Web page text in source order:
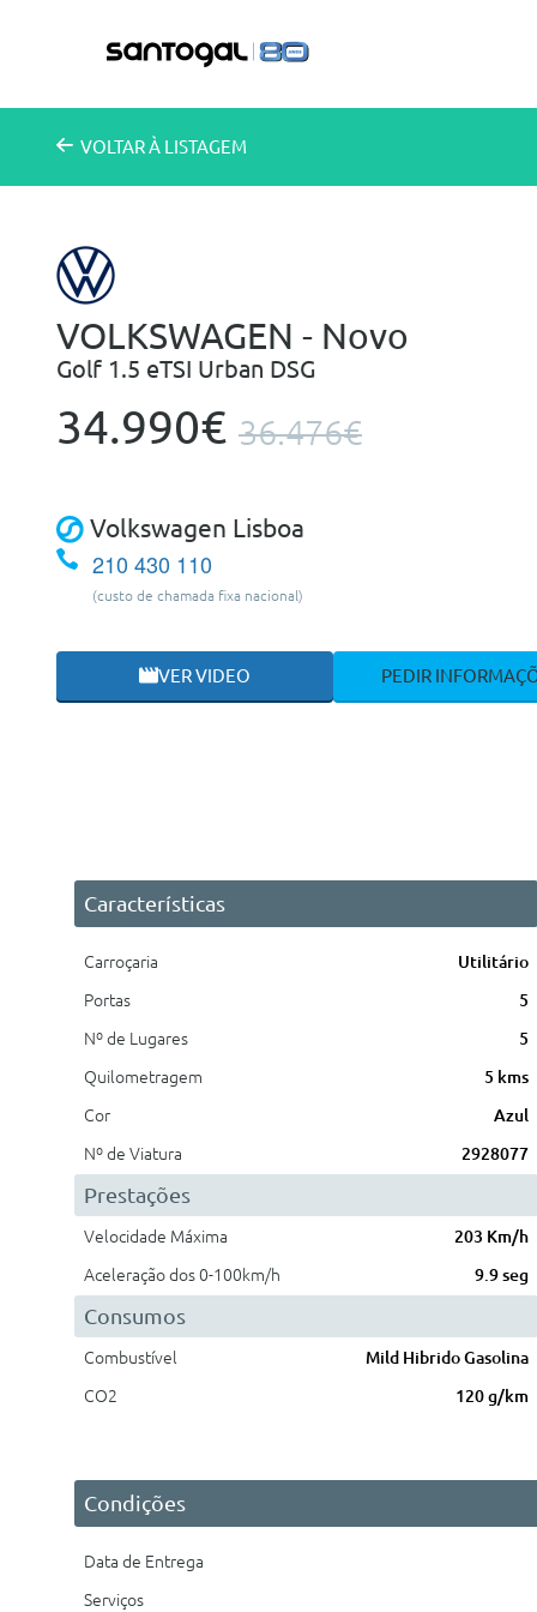
VOLTARÀ LISTAGEM
VOLKSWAGEN - Novo
Golf 1.5 eTSI Urban DSG
34.990€ 36.476€
Volkswagen Lisboa
210 430 110
(custo de chamada fixa nacional)
VER VIDEO PEDIR
Características
Carroçaria
Utilitário
Portas
5
Nº de Lugares
5
Quilometragem
5 kms
Cor
Azul
Nº de Viatura
2928077
Prestações
Velocidade Máxima
203 Km/h
Aceleração dos 0-100km/h
9.9 seg
Consumos
Combustível
Mild Hibrido Gasolina
CO2
120 g/km
Condições
Data de Entrega
Serviços